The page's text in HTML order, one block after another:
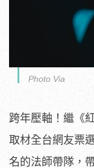
Photo Via
跨年壓軸！繼《
取材全台網友票
名的法師帶隊，